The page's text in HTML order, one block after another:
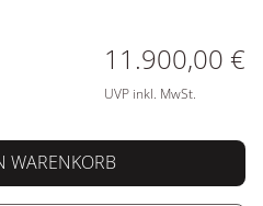
11.900,00 €
UVP inkl. MwSt.
WARENKORB